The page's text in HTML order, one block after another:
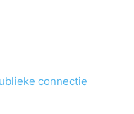
connectie